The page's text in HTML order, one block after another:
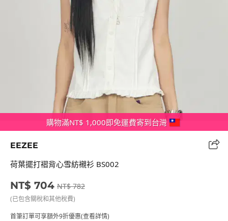
購物滿NT$ 1,000即免運費寄到台灣
EEZEE
荷葉擺打褶背心雪紡襯衫 BS002
NT$ 704 NT$ 782
(已包含關稅和其他稅費)
首筆訂單可享額外9折優惠(查看詳情)